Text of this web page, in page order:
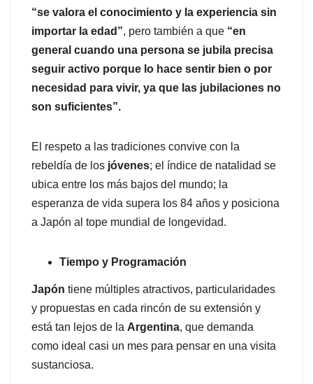
“se valora el conocimiento y la experiencia sin
importar la edad”, pero también a que “en
general cuando una persona se jubila precisa
seguir activo porque lo hace sentir bien o por
necesidad para vivir, ya que las jubilaciones no
son suficientes”.
El respeto a las tradiciones convive con la
rebeldía de los jóvenes; el índice de natalidad se
ubica entre los más bajos del mundo; la
esperanza de vida supera los 84 años y posiciona
a Japón al tope mundial de longevidad.
Tiempo y Programación
Japón tiene múltiples atractivos, particularidades
y propuestas en cada rincón de su extensión y
está tan lejos de la Argentina, que demanda
como ideal casi un mes para pensar en una visita
sustanciosa.